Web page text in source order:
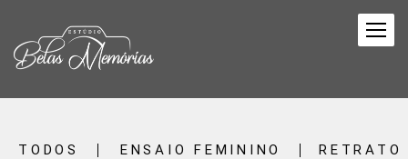
TODOS ENSAIO FEMININO RETRATO